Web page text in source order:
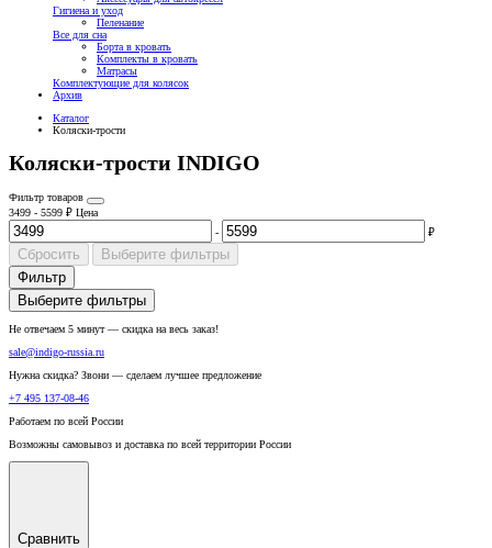
Гигиена и уход
Пеленание
Все для сна
Борта в кровать
Комплекты в кровать
Матрасы
Комплектующие для колясок
Архив
Каталог
Коляски-трости
Коляски-трости INDIGO
Фильтр товаров
3499 - 5599 ₽ Цена
-
₽
Сбросить
Выберите фильтры
Фильтр
Выберите фильтры
Не отвечаем 5 минут — скидка на весь заказ!
sale@indigo-russia.ru
Нужна скидка? Звони — сделаем лучшее предложение
+7 495 137-08-46
Работаем по всей России
Возможны самовывоз и доставка по всей территории России
Сравнить